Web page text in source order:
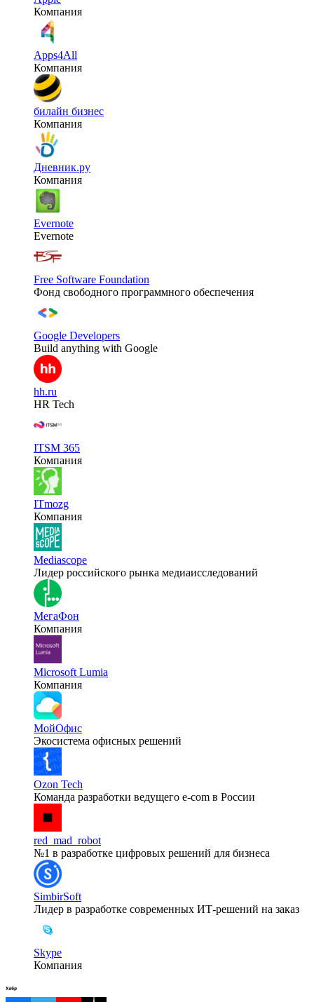
Компания
Apps4All
Компания
билайн бизнес
Компания
Дневник.ру
Компания
Evernote
Evernote
Free Software Foundation
Фонд свободного программного обеспечения
Google Developers
Build anything with Google
hh.ru
HR Tech
ITSM 365
Компания
ITmozg
Компания
Mediascope
Лидер российского рынка медиаисследований
МегаФон
Компания
Microsoft Lumia
Компания
МойОфис
Экосистема офисных решений
Ozon Tech
Команда разработки ведущего e‑com в России
red_mad_robot
№1 в разработке цифровых решений для бизнеса
SimbirSoft
Лидер в разработке современных ИТ-решений на заказ
Skype
Компания